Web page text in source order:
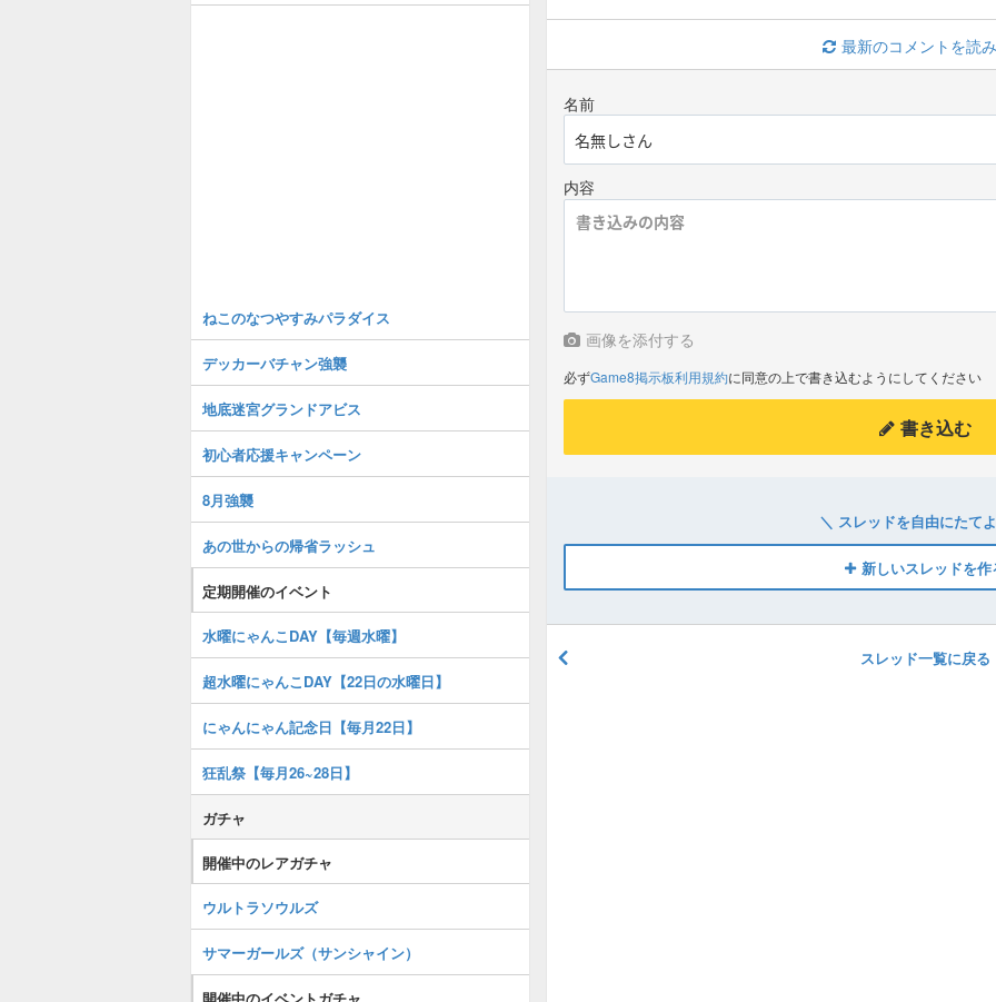
最新のコメントを読
名前
内容
画像を添付する
必ずGame8掲示板利用規約に同意の上で書き込むようにしてください
書き込む
＼ スレッドを自由にたて
新しいスレッドを作
スレッド一覧に戻る
ねこのなつやすみパラダイス
デッカーバチャン強襲
地底迷宮グランドアビス
初心者応援キャンペーン
8月強襲
あの世からの帰省ラッシュ
定期開催のイベント
水曜にゃんこDAY【毎週水曜】
超水曜にゃんこDAY【22日の水曜日】
にゃんにゃん記念日【毎月22日】
狂乱祭【毎月26~28日】
ガチャ
開催中のレアガチャ
ウルトラソウルズ
サマーガールズ（サンシャイン）